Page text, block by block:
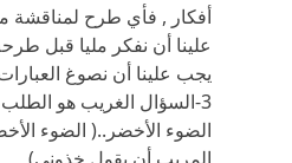
أفكار , فأي طرح لمناقشة
علينا أن نفكر مليا قبل
يجب علينا أن نصوغ
3-السؤال الغريب هو
الضوء الأخضر..( الضوء